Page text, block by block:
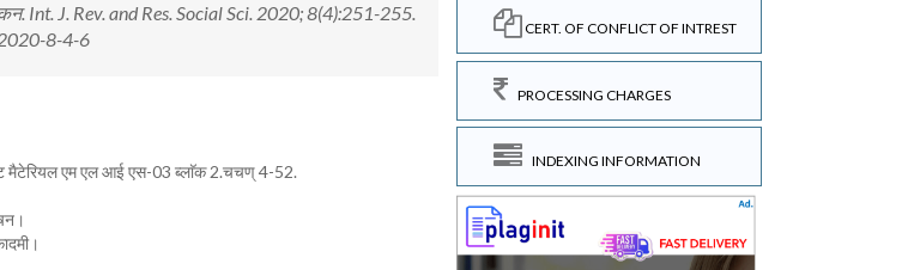
Int. J. Rev. and Res. Social Sci. 2020; 8(4):251-255.
8-4-6
मैटेरियल एम एल आई एस-03 ब्लाॅक 2.चचण् 4-52.
CERT. OF CONFLICT OF INTREST
PROCESSING CHARGES
INDEXING INFORMATION